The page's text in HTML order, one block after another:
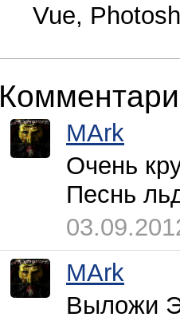
Vue,
MArk
Очень
Песнь
MArk
Выложи